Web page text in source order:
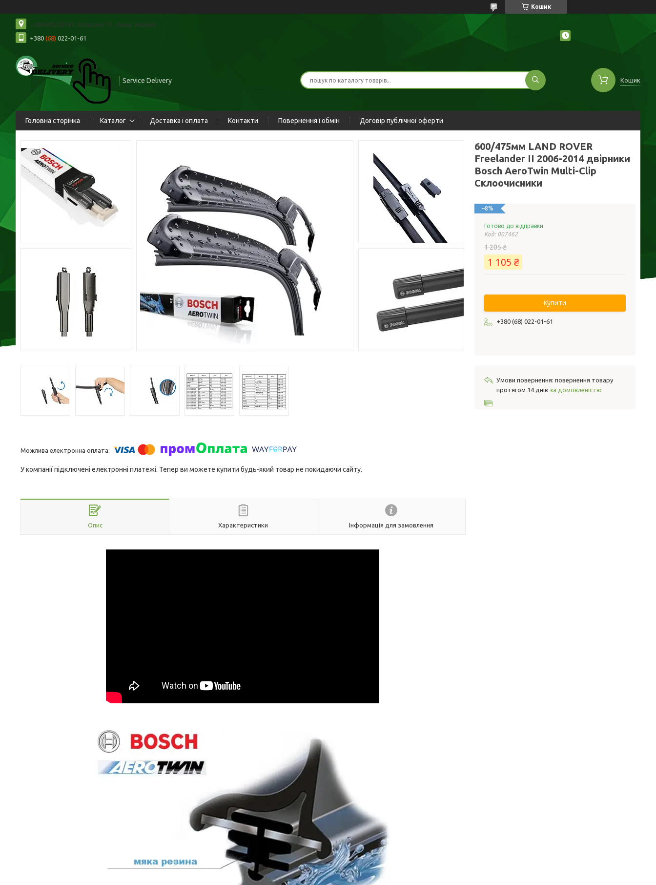
Кошик
+380680220161, Угорська 15, Львів, Україна
+380 (68) 022-01-61
Service Delivery Кошик
Головна сторінка Каталог Доставка і оплата Контакти Повернення і обмін Договір публічної оферти
У компанії підключені електронні платежі. Тепер ви можете купити будь-який товар не покидаючи сайту.
Опис Характеристики Інформація для замовлення
600/475мм LAND ROVER
Freelander II 2006-2014 двірники
Bosch AeroTwin Multi-Clip
Склоочисники
–8%
Готово до відправки
Код: 007462
1 205 ₴
1 105 ₴
Купити
+380 (68) 022-01-61
повернення товару
протягом 14 днів за домовленістю